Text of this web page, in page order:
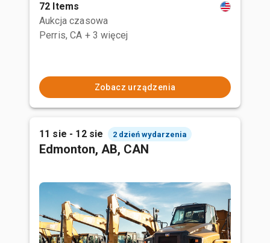
72 Items
Aukcja czasowa
Perris, CA + 3 więcej
Zobacz urządzenia
11 sie - 12 sie 2 dzień wydarzenia
Edmonton, AB, CAN